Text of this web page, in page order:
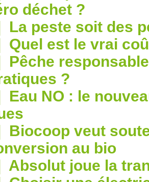
déchet ?
La peste soit des
Quel est le vrai
Pêche
?
Eau NO : le
Biocoop veut
au bio
Absolut joue la